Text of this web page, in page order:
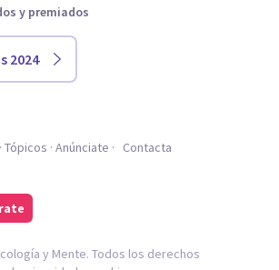
y premiados
2024
Tópicos Anúnciate Contacta
y Mente. Todos los derechos